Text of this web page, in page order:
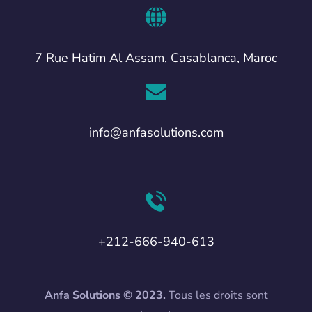
7 Rue Hatim Al Assam, Casablanca, Maroc
info@anfasolutions.com
+212-666-940-613
Anfa Solutions © 2023. Tous les droits sont